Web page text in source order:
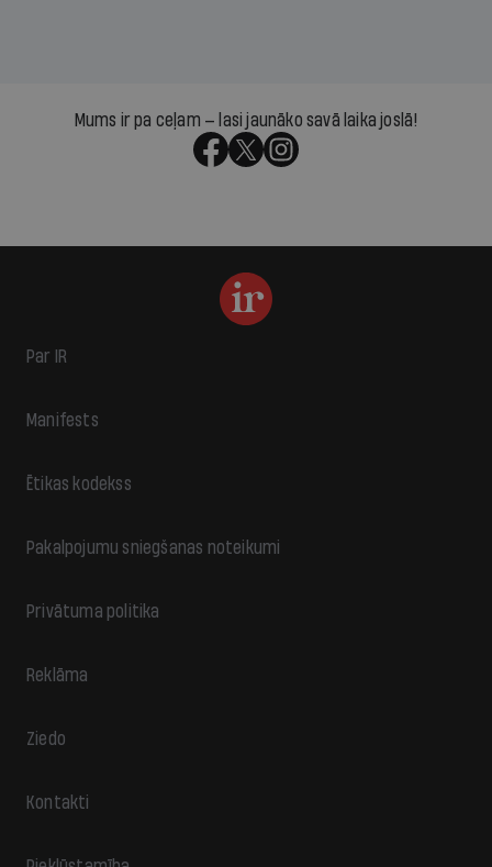
Mums ir pa ceļam — lasi jaunāko savā laika joslā!
Par IR
Manifests
Ētikas kodekss
Pakalpojumu sniegšanas noteikumi
Privātuma politika
Reklāma
Ziedo
Kontakti